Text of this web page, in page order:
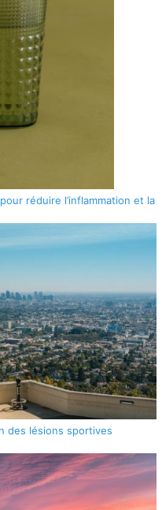
réduire l’inflammation et la
des lésions sportives